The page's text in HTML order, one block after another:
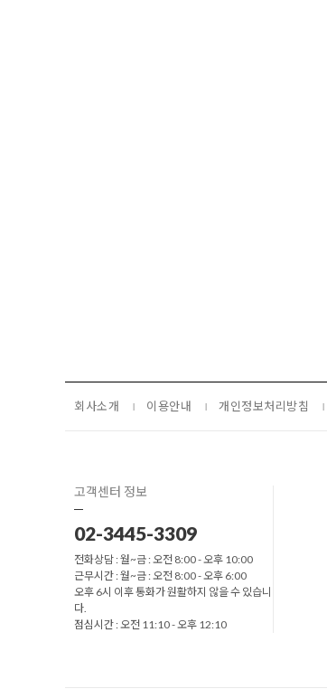
회사소개 이용안내 개인정보처리방침
고객센터 정보
02-3445-3309
전화상담 : 월~금 : 오전 8:00 - 오후 10:00
근무시간 : 월~금 : 오전 8:00 - 오후 6:00
오후 6시 이후 통화가 원활하지 않을 수 있습니
다.
점심시간 : 오전 11:10 - 오후 12:10